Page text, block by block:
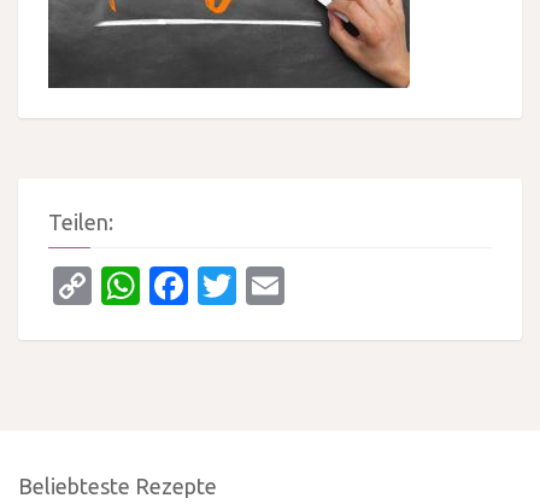
Teilen:
CopyWhatsApp
Facebook
Twitter
Beliebteste Rezepte